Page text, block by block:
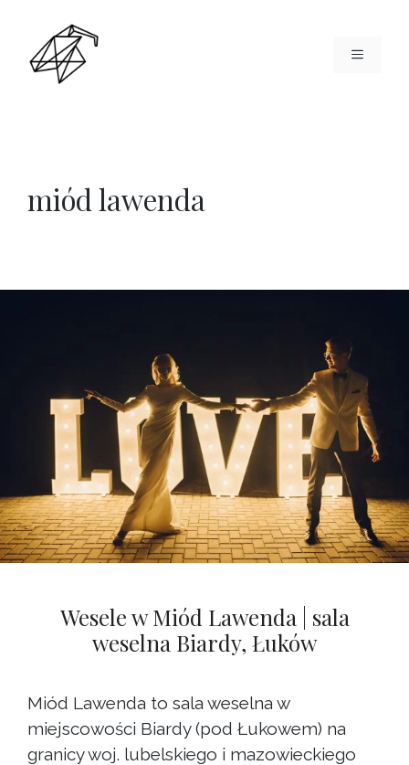
treści
MENU
miód lawenda
Wesele w Miód Lawenda | sala
weselna Biardy, Łuków
Miód Lawenda to sala weselna w
miejscowości Biardy (pod Łukowem) na
granicy woj. lubelskiego i mazowieckiego